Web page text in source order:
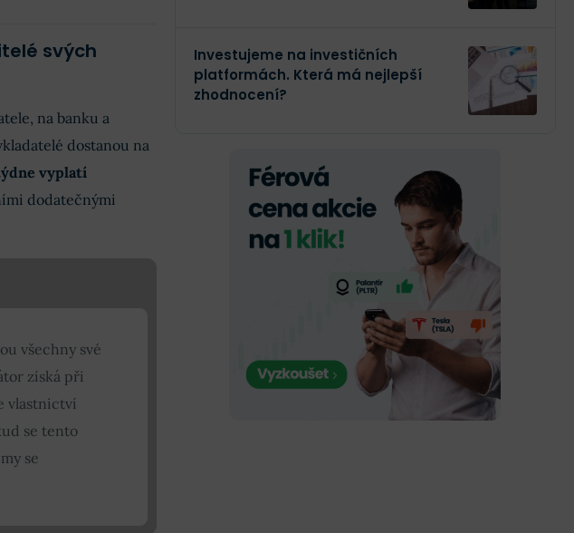
svých
na banku a
dostanou na
vyplatí
dodatečnými
všechny své
získá při
vlastnictví
se tento
se
Investujeme na investičních
platformách. Která má nejlepší
zhodnocení?